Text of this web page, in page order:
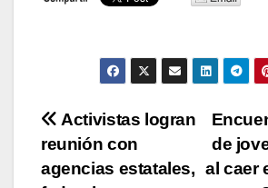
Navegación
de
de
al caer
Activistas logran
reunión con
agencias estatales,